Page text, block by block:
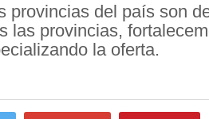
provincias del país son
las provincias,
la oferta.